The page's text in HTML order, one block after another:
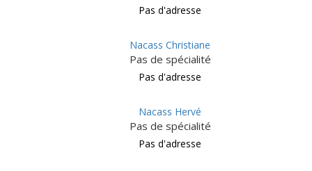
Pas d'adresse
Nacass Christiane
Pas de spécialité
Pas d'adresse
Nacass Hervé
Pas de spécialité
Pas d'adresse